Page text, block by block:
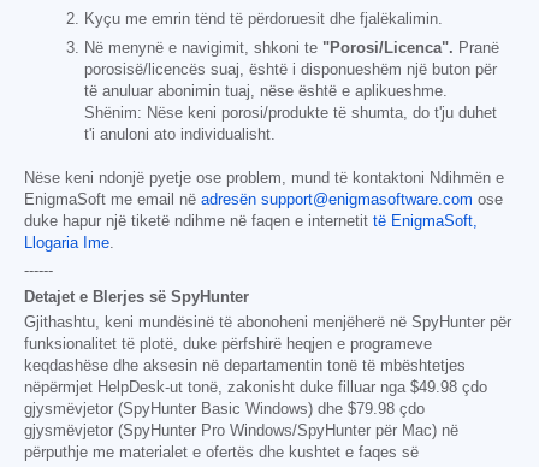
Kyçu me emrin tënd të përdoruesit dhe fjalëkalimin.
Në menynë e navigimit, shkoni te "Porosi/Licenca". Pranë
porosisë/licencës suaj, është i disponueshëm një buton për
të anuluar abonimin tuaj, nëse është e aplikueshme.
Shënim: Nëse keni porosi/produkte të shumta, do t'ju duhet
t'i anuloni ato individualisht.
Nëse keni ndonjë pyetje ose problem, mund të kontaktoni Ndihmën e
EnigmaSoft me email në adresën support@enigmasoftware.com ose
duke hapur një tiketë ndihme në faqen e internetit të EnigmaSoft,
Llogaria Ime.
------
Detajet e Blerjes së SpyHunter
Gjithashtu, keni mundësinë të abonoheni menjëherë në SpyHunter për
funksionalitet të plotë, duke përfshirë heqjen e programeve
keqdashëse dhe aksesin në departamentin tonë të mbështetjes
nëpërmjet HelpDesk-ut tonë, zakonisht duke filluar nga $49.98 çdo
gjysmëvjetor (SpyHunter Basic Windows) dhe $79.98 çdo
gjysmëvjetor (SpyHunter Pro Windows/SpyHunter për Mac) në
përputhje me materialet e ofertës dhe kushtet e faqes së